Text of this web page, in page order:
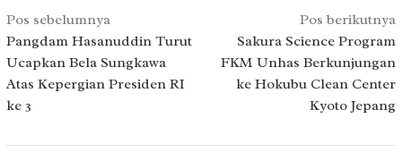
Navigasi
pos
Pos sebelumnya
Pangdam Hasanuddin Turut
Ucapkan Bela Sungkawa
Atas Kepergian Presiden RI
ke 3
Pos berikutnya
Sakura Science Program
FKM Unhas Berkunjungan
ke Hokubu Clean Center
Kyoto Jepang